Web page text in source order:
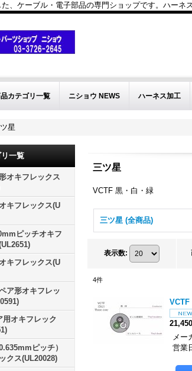
、ケーブル・電子部品の専門ショップです。ハーネ
カテゴリ一覧 ニショウ NEWS ハーネス加工
星
一覧
オキフレックス
キフレックス(U
ピッチオキフ
キフレックス(U
ア形オキフレッ
用オキフレック
ピッチ）
クス(UL20028)
三ツ星
VCTF 黒・白・緑
三ツ星 (全商品)
表示数:
4件
VCTF
メー
営業